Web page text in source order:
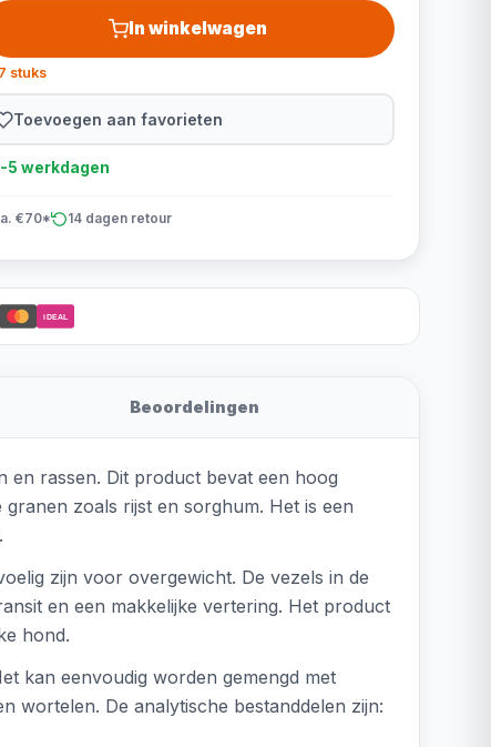
In winkelwagen
stuks
Toevoegen aan favorieten
5 werkdagen
€70* 14 dagen retour
iDEAL
Beoordelingen
en rassen. Dit product bevat een hoog
zoals rijst en sorghum. Het is een
zijn voor overgewicht. De vezels in de
en een makkelijke vertering. Het product
hond.
kan eenvoudig worden gemengd met
wortelen. De analytische bestanddelen zijn: